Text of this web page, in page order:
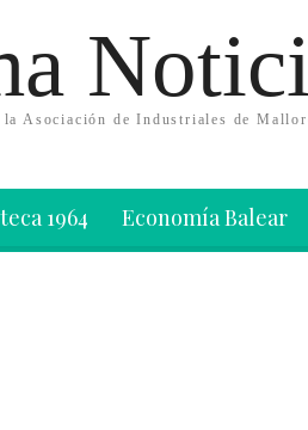
Asociación de Industriales de
1964 Economía Balear